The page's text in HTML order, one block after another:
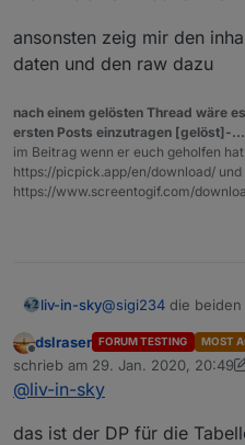
hier die spielstände
Spielstande
tabelle der
ansonsten zeig mir den
daten und den raw dazu
nach einem gelösten Thread wäre
ersten Posts einzutragen [gelöst]-...
im Beitrag wenn er euch geholfen hat.
https://picpick.app/en/download/ und
https://www.screentogif.com/
liv-in-sky@sigi234 die beiden
eintragen - der
adapter - ich habe
ich nicht wie der heißt
ansonsten zeig mir
den daten und den
Offline
dslraser FORUM TESTING MOST
schrieb am 29. Jan. 2020, 20:49
zuletzt editiert von dslraser
@liv-in-sky
das ist der DP für die